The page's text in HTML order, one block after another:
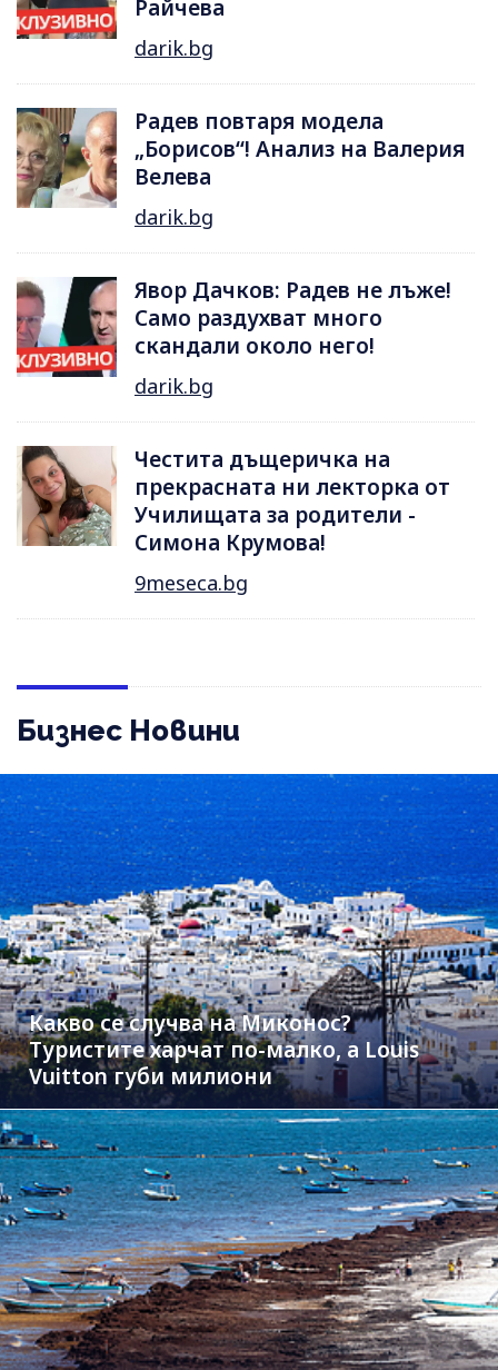
Райчева
darik.bg
Радев повтаря модела
„Борисов“! Анализ на Валерия
Велева
darik.bg
Явор Дачков: Радев не лъже!
Само раздухват много
скандали около него!
darik.bg
Честита дъщеричка на
прекрасната ни лекторка от
Училищата за родители -
Симона Крумова!
9meseca.bg
Бизнес Новини
Какво се случва на Миконос?
Туристите харчат по-малко, а Louis
Vuitton губи милиони